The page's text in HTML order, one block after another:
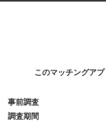
このマッチングア
事前調査
調査期間